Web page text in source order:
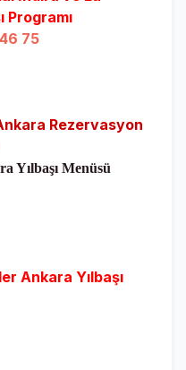
Programı
75
Rezervasyon
Yılbaşı Menüsü
Ankara Yılbaşı